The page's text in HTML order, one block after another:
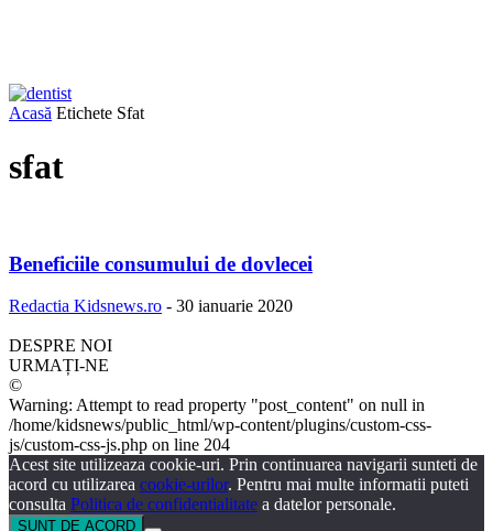
Acasă Etichete Sfat
sfat
Beneficiile consumului de dovlecei
Redactia Kidsnews.ro - 30 ianuarie 2020
DESPRE NOI
URMAȚI-NE
©
Warning: Attempt to read property "post_content" on null in
/home/kidsnews/public_html/wp-content/plugins/custom-css-
js/custom-css-js.php on line 204
Acest site utilizeaza cookie-uri. Prin continuarea navigarii sunteti de
acord cu utilizarea cookie-urilor. Pentru mai multe informatii puteti
consulta Politica de confidentialitate a datelor personale.
SUNT DE ACORD